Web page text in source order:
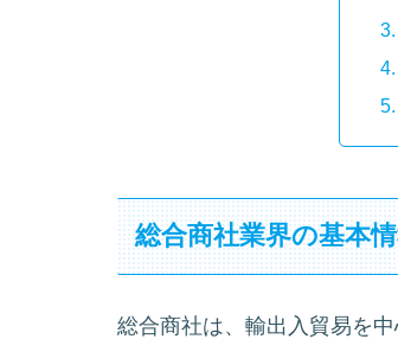
総合商社業界の基本
総合商社は、輸出入貿易を